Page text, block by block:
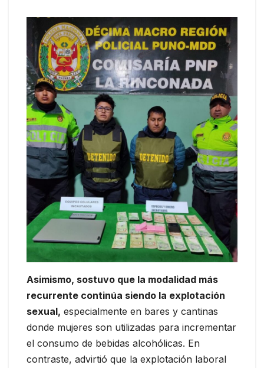
Asimismo, sostuvo que la modalidad más
recurrente continúa siendo la explotación
sexual, especialmente en bares y cantinas
donde mujeres son utilizadas para incrementar
el consumo de bebidas alcohólicas. En
contraste, advirtió que la explotación laboral